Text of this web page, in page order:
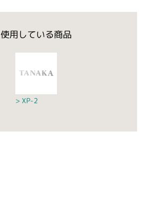
使用している商品
XP-2